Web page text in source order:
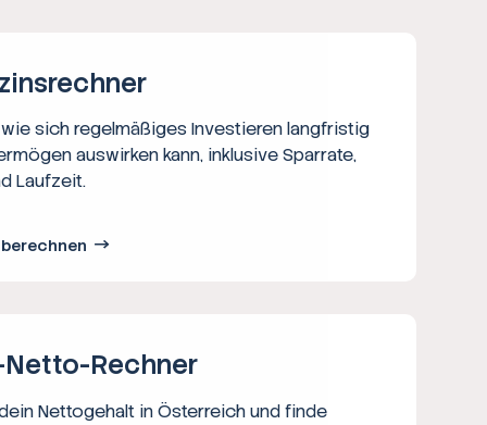
sich regelmäßiges Investieren langfristig
auswirken kann, inklusive Sparrate,
Laufzeit.
­Rechner
Nettogehalt in Österreich und finde